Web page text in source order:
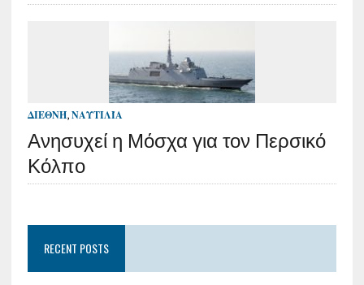
ΔΙΕΘΝΉ, ΝΑΥΤΙΛΊΑ
Ανησυχεί η Μόσχα για τον Περσικό
Κόλπο
RECENT POSTS